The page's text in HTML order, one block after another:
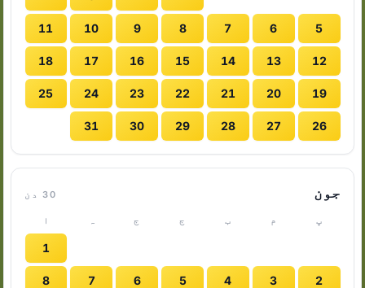
5
6
7
8
9
10
11
12
13
14
15
16
17
18
19
20
21
22
23
24
25
26
27
28
29
30
31
جون 30 دن
پ م ب ج ج ہ ا
1
2
3
4
5
6
7
8